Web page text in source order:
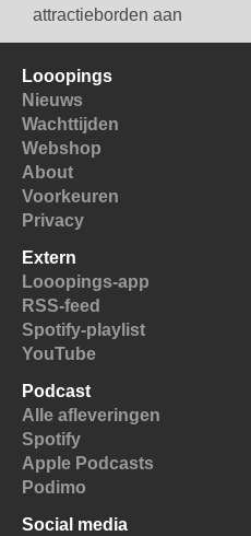
attractieborden aan
Looopings
Nieuws
Wachttijden
Webshop
About
Voorkeuren
Privacy
Extern
Looopings-app
RSS-feed
Spotify-playlist
YouTube
Podcast
Alle afleveringen
Spotify
Apple Podcasts
Podimo
Social media